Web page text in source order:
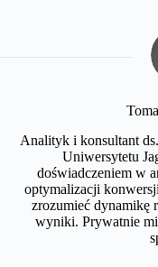
Analityk i konsultant
Uniwersytetu
doświadczeniem w
optymalizacji
zrozumieć dynamikę
wyniki. Prywatnie